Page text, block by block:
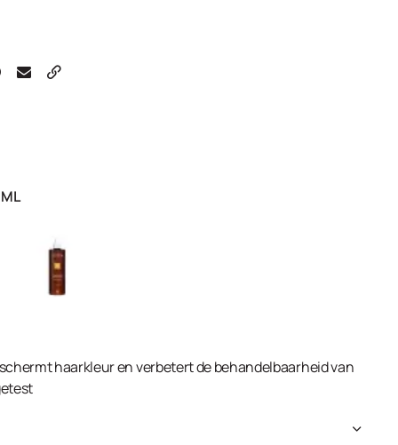
haarkleur en verbetert de behandelbaarheid van